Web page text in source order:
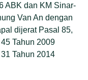
ABK dan KM Sinar-
Van An dengan
dijerat Pasal 85,
Tahun 2009
Tahun 2014